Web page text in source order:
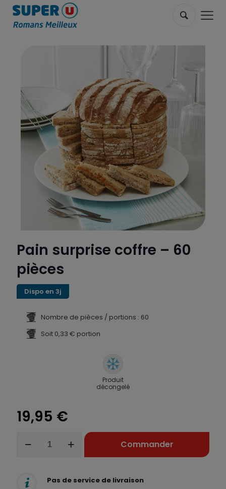
Pain surprise coffre – 60
pièces
Dispo en 3j
Nombre de pièces / portions : 60
Soit 0,33 € portion
Produit
décongelé
19,95 €
Commander
Pas de service de livraison